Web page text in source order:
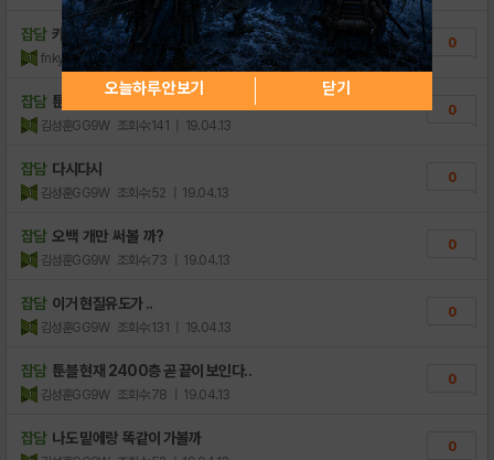
잡담 카톡 정보이용료현금화 이제는말할수잇습니다⊃
fnkymwn 조회수:21 | 21.07.17
0
잡담 툰블 살리기운동
김성훈GG9W 조회수:141 | 19.04.13
0
잡담 다시다시
김성훈GG9W 조회수:52 | 19.04.13
0
잡담 오백 개만 써볼 까?
김성훈GG9W 조회수:73 | 19.04.13
0
잡담 이거 현질유도가 ..
김성훈GG9W 조회수:131 | 19.04.13
0
잡담 툰블 현재 2400층 곧 끝이 보인다..
김성훈GG9W 조회수:78 | 19.04.13
0
잡담 나도 밑에랑 똑같이 가볼까 0
오늘하루 안보기 닫기